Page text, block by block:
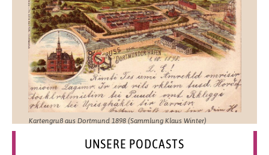
Kartengruß aus Dortmund 1898 (Sammlung Klaus Winter)
UNSERE PODCASTS